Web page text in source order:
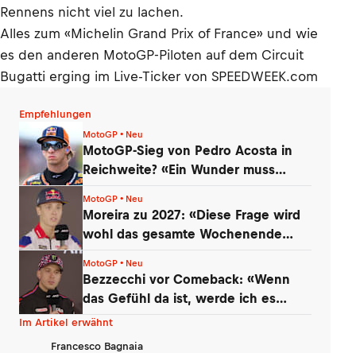
Rennens nicht viel zu lachen.
Alles zum «Michelin Grand Prix of France» und wie
es den anderen MotoGP-Piloten auf dem Circuit
Bugatti erging im Live-Ticker von SPEEDWEEK.com
Empfehlungen
MotoGP • Neu
MotoGP-Sieg von Pedro Acosta in
Reichweite? «Ein Wunder muss
MotoGP • Neu
Moreira zu 2027: «Diese Frage wird
wohl das gesamte Wochenende
MotoGP • Neu
Bezzecchi vor Comeback: «Wenn
das Gefühl da ist, werde ich es
versuchen!»
Im Artikel erwähnt
Francesco Bagnaia